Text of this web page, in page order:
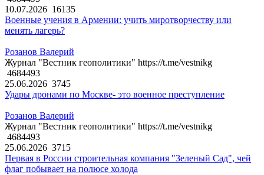
10.07.2026 16135
Военные учения в Армении: учить миротворчеству или
менять лагерь?
Розанов Валерий
Журнал "Вестник геополитики" https://t.me/vestnikg
4684493
25.06.2026 3745
Удары дронами по Москве- это военное преступление
Розанов Валерий
Журнал "Вестник геополитики" https://t.me/vestnikg
4684493
25.06.2026 3715
Первая в России строительная компания "Зеленый Сад", чей
флаг побывает на полюсе холода